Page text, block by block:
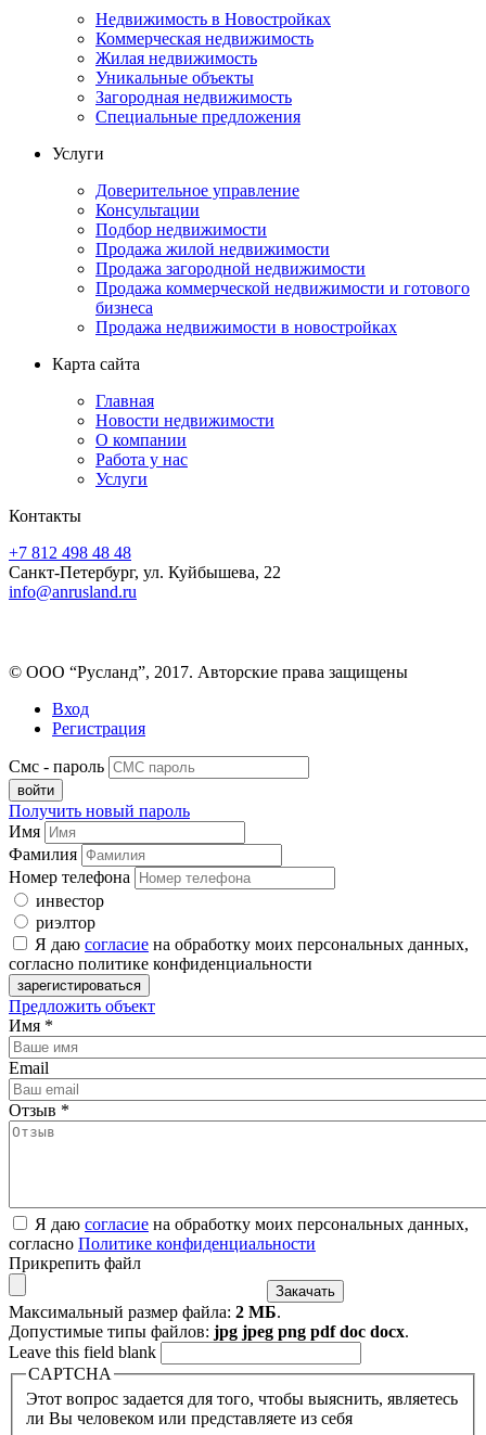
Недвижимость в Новостройках
Коммерческая недвижимость
Жилая недвижимость
Уникальные объекты
Загородная недвижимость
Специальные предложения
Услуги
Доверительное управление
Консультации
Подбор недвижимости
Продажа жилой недвижимости
Продажа загородной недвижимости
Продажа коммерческой недвижимости и готового
бизнеса
Продажа недвижимости в новостройках
Карта сайта
Главная
Новости недвижимости
О компании
Работа у нас
Услуги
Контакты
+7 812 498 48 48
Санкт-Петербург, ул. Куйбышева, 22
info@anrusland.ru
© ООО “Русланд”, 2017. Авторские права защищены
Вход
Регистрация
Смс - пароль
Получить новый пароль
Имя
Фамилия
Номер телефона
инвестор
риэлтор
Я даю согласие на обработку моих персональных данных,
согласно политике конфиденциальности
Предложить объект
Имя *
Email
Отзыв *
Я даю согласие на обработку моих персональных данных,
согласно Политике конфиденциальности
Прикрепить файл
Максимальный размер файла: 2 МБ.
Допустимые типы файлов: jpg jpeg png pdf doc docx.
Leave this field blank
CAPTCHA
Этот вопрос задается для того, чтобы выяснить, являетесь
ли Вы человеком или представляете из себя